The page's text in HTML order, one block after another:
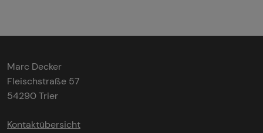
Marc Decker
Fleischstraße 57
54290 Trier
Kontaktübersicht